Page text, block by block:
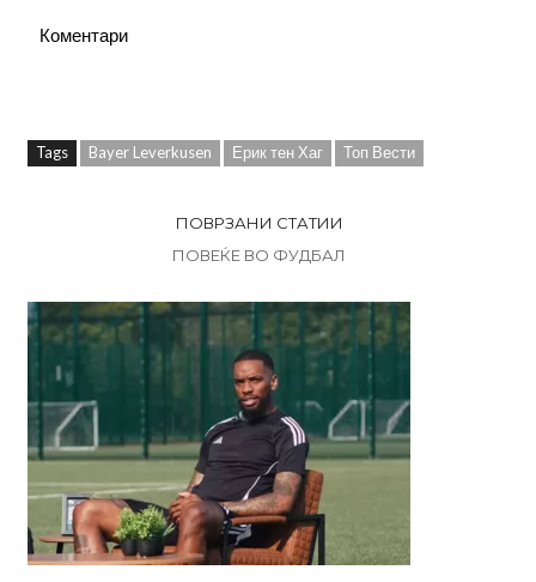
Коментари
Tags Bayer Leverkusen Ерик тен Хаг Топ Вести
ПОВРЗАНИ СТАТИИ
ПОВЕЌЕ ВО ФУДБАЛ